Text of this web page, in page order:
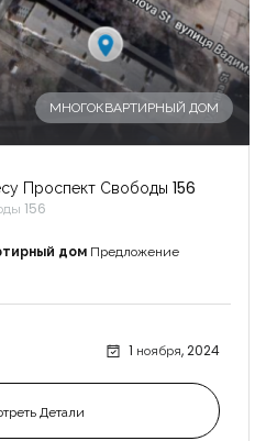
МНОГОКВАРТИРНЫЙ ДОМ
Проспект Свободы 156
156
дом Предложение
1 ноября, 2024
Детали